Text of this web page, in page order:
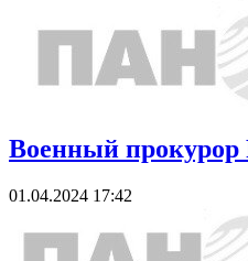
Военный прокурор
01.04.2024 17:42